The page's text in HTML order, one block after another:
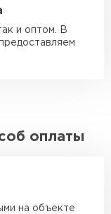
и оптом. В
оплаты
на объекте